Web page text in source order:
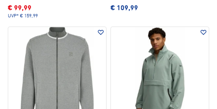
€ 99,99
UVP* € 159,99
€ 109,99